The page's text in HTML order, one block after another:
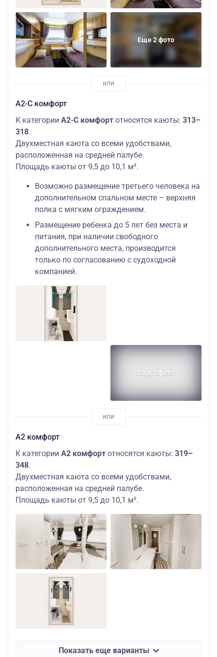
Еще 2 фото
А2-С комфорт
К категории А2-С комфорт относятся каюты: 313–
318.
Двухместная каюта со всеми удобствами,
расположенная на средней палубе.
Площадь каюты от 9,5 до 10,1 м².
Возможно размещение третьего человека на
дополнительном спальном месте – верхняя
полка с мягким ограждением.
Размещение ребенка до 5 лет без места и
питания, при наличии свободного
дополнительного места, производится
только по согласованию с судоходной
компанией.
Еще 2 фото
А2 комфорт
К категории А2 комфорт относятся каюты: 319–
348.
Двухместная каюта со всеми удобствами,
расположенная на средней палубе.
Площадь каюты от 9,5 до 10,1 м².
Показать еще варианты